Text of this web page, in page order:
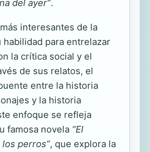
del ayer”.
interesantes de la
habilidad para entrelazar
la crítica social y el
de sus relatos, el
entre la historia
y la historia
enfoque se refleja
famosa novela “El
los perros”, que explora la